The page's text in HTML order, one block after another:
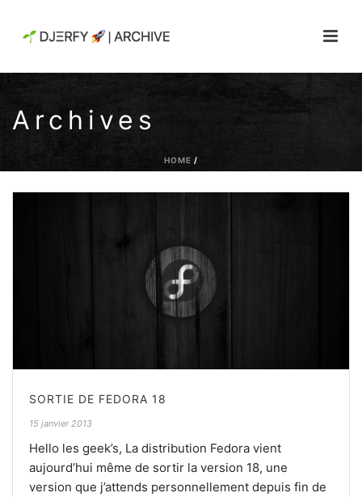
Archives
HOME /
SORTIE DE FEDORA 18
15 janvier 2013
Hello les geek’s, La distribution Fedora vient
aujourd’hui même de sortir la version 18, une
version que j’attends personnellement depuis fin de